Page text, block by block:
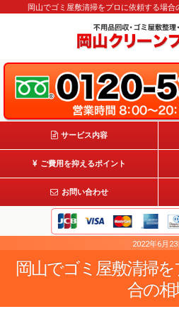
岡山でゴミ屋敷清掃をプロに依頼する場合
サービス内容
ご費用を抑えるポイント
お問い合わせ
2022年6月23
岡山でゴミ屋敷清掃
合の相